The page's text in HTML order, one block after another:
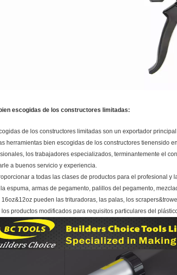
escogidas de los constructores limitadas:
de los constructores limitadas son un exportador
herramientas bien escogidas de los constructores tienensido
los trabajadores especializados, terminantemente el
a buenos servicio y experiencia.
a todas las clases de productos para el profesional y
espuma, armas de pegamento, palillos del pegamento,
pueden las trituradoras, las palas, los
productos modificados para requisitos particulares del